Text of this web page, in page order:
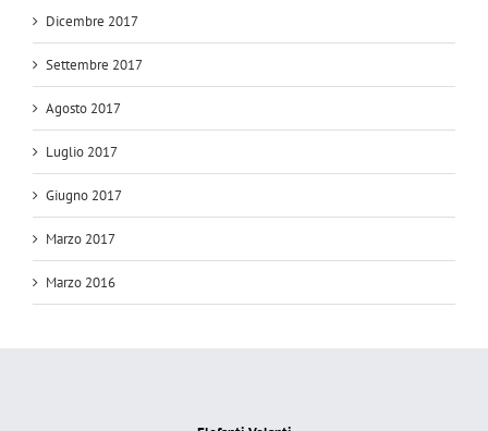
Dicembre 2017
Settembre 2017
Agosto 2017
Luglio 2017
Giugno 2017
Marzo 2017
Marzo 2016